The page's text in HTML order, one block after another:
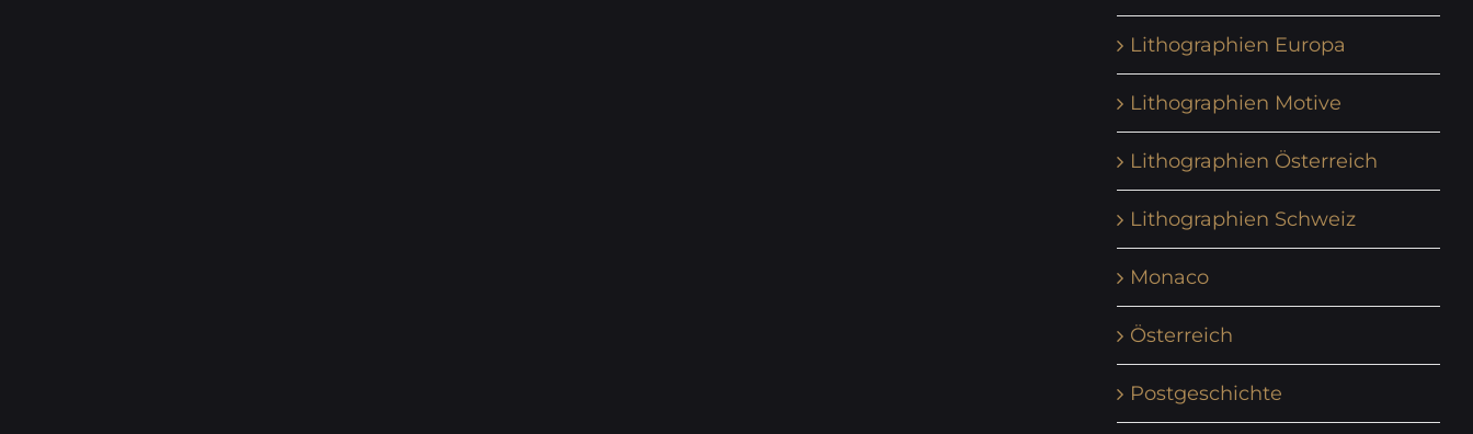
Lithographien Europa
Lithographien Motive
Lithographien Österreich
Lithographien Schweiz
Monaco
Österreich
Postgeschichte